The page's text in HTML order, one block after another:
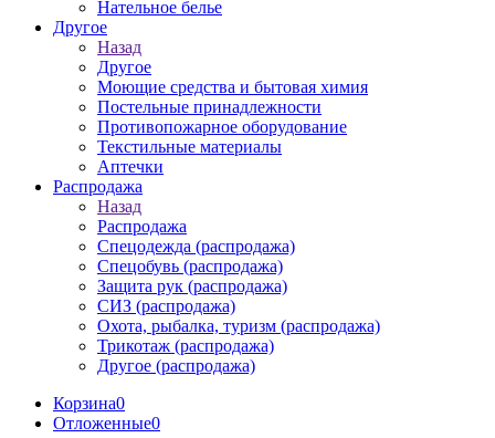
Нательное белье
Другое
Назад
Другое
Моющие средства и бытовая химия
Постельные принадлежности
Противопожарное оборудование
Текстильные материалы
Аптечки
Распродажа
Назад
Распродажа
Спецодежда (распродажа)
Спецобувь (распродажа)
Защита рук (распродажа)
СИЗ (распродажа)
Охота, рыбалка, туризм (распродажа)
Трикотаж (распродажа)
Другое (распродажа)
Корзина0
Отложенные0